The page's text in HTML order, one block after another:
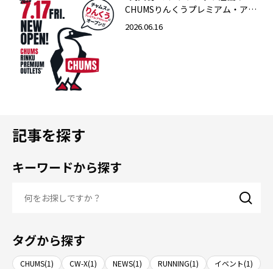
CHUMSりんくうプレミアム・アウ
トレット店 2026年7月17日（金）
2026.06.16
記事を探す
キーワードから探す
タグから探す
CHUMS(1) CW-X(1) NEWS(1) RUNNING(1)
イベント(1)